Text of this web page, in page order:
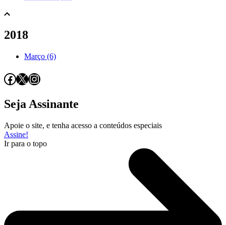
2018
Março (6)
Facebook
X Instagram
Seja Assinante
Apoie o site, e tenha acesso a conteúdos especiais
Assine!
Ir para o topo